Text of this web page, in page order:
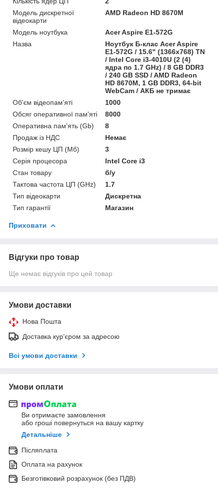
Модель дискретної
відеокарти
AMD Radeon HD 8670M
Модель ноутбука
Acer Aspire E1-572G
Назва
Ноутбук Б-клас Acer Aspire
E1-572G / 15.6" (1366x768) TN
/ Intel Core i3-4010U (2 (4)
ядра по 1.7 GHz) / 8 GB DDR3
/ 240 GB SSD / AMD Radeon
HD 8670M, 1 GB DDR3, 64-bit
WebCam / АКБ не тримає
Об'єм відеопам'яті
1000
Обсяг оперативної пам'яті
8000
Оперативна пам'ять (Gb)
8
Продаж із НДС
Немає
Розмір кешу ЦП (Мб)
3
Серія процесора
Intel Core i3
Стан товару
б/у
Тактова частота ЦП (GHz)
1.7
Тип відеокарти
Дискретна
Тип гарантії
Магазин
Приховати
Відгуки про товар
Ще немає відгуків про цей товар
Умови доставки
Нова Пошта
Доставка кур'єром за адресою
Всі умови доставки
Умови оплати
Ви отримаєте замовлення
або гроші повернуться на вашу картку
Детальніше
Післяплата
Оплата на рахунок
Безготівковий розрахунок (без ПДВ)